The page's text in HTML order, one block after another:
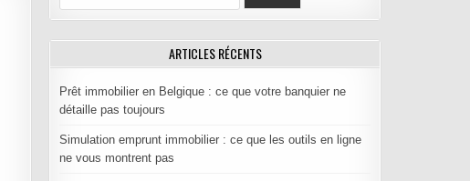
ARTICLES RÉCENTS
Prêt immobilier en Belgique : ce que votre banquier ne
détaille pas toujours
Simulation emprunt immobilier : ce que les outils en ligne
ne vous montrent pas